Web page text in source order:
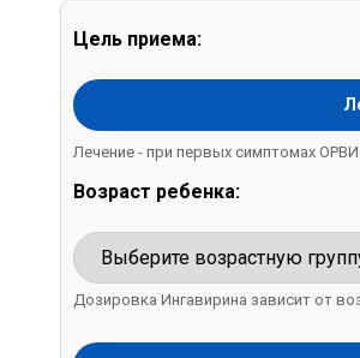
Цель приема:
Лечение - при первых симптомах
Возраст ребенка:
Дозировка Ингавирина зависит от